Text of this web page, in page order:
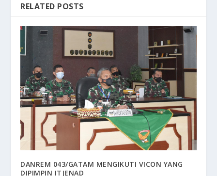
RELATED POSTS
DANREM 043/GATAM MENGIKUTI VICON YANG
DIPIMPIN ITJENAD